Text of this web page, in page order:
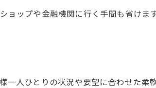
ョップや金融機関に行く手間も省けま
一人ひとりの状況や要望に合わせた柔